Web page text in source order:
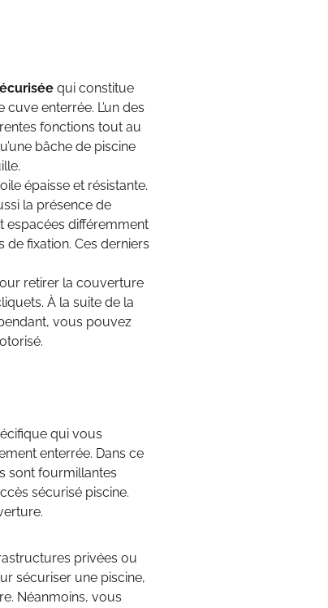
qui constitue
enterrée. L’un des
fonctions tout au
bâche de piscine
épaisse et résistante.
la présence de
espacées différemment
fixation. Ces derniers
retirer la couverture
À la suite de la
vous pouvez
qui vous
enterrée. Dans ce
sont fourmillantes
sécurisé piscine.
privées ou
sécuriser une piscine,
Néanmoins, vous